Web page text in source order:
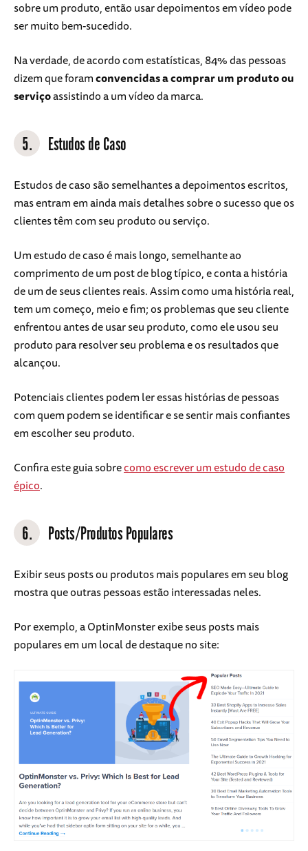
sobre um produto, então usar depoimentos em vídeo pode
ser muito bem-sucedido.
Na verdade, de acordo com estatísticas, 84% das pessoas
dizem que foramconvencidas a comprar um produto ou
serviçoassistindo a um vídeo da marca.
5. Estudos de Caso
Estudos de caso são semelhantes a depoimentos escritos,
mas entram em ainda mais detalhes sobre o sucesso que os
clientes têm com seu produto ou serviço.
Um estudo de caso é mais longo, semelhante ao
comprimento de um post de blog típico, e conta a história
de um de seus clientes reais. Assim como uma história real,
tem um começo, meio e fim; os problemas que seu cliente
enfrentou antes de usar seu produto, como ele usou seu
produto para resolver seu problema e os resultados que
alcançou.
Potenciais clientes podem ler essas histórias de pessoas
com quem podem se identificar e se sentir mais confiantes
em escolher seu produto.
Confira este guia sobrecomo escrever um estudo de caso
épico.
6. Posts/Produtos Populares
Exibir seus posts ou produtos mais populares em seu blog
mostra que outras pessoas estão interessadas neles.
Por exemplo, a OptinMonster exibe seus posts mais
populares em um local de destaque no site: